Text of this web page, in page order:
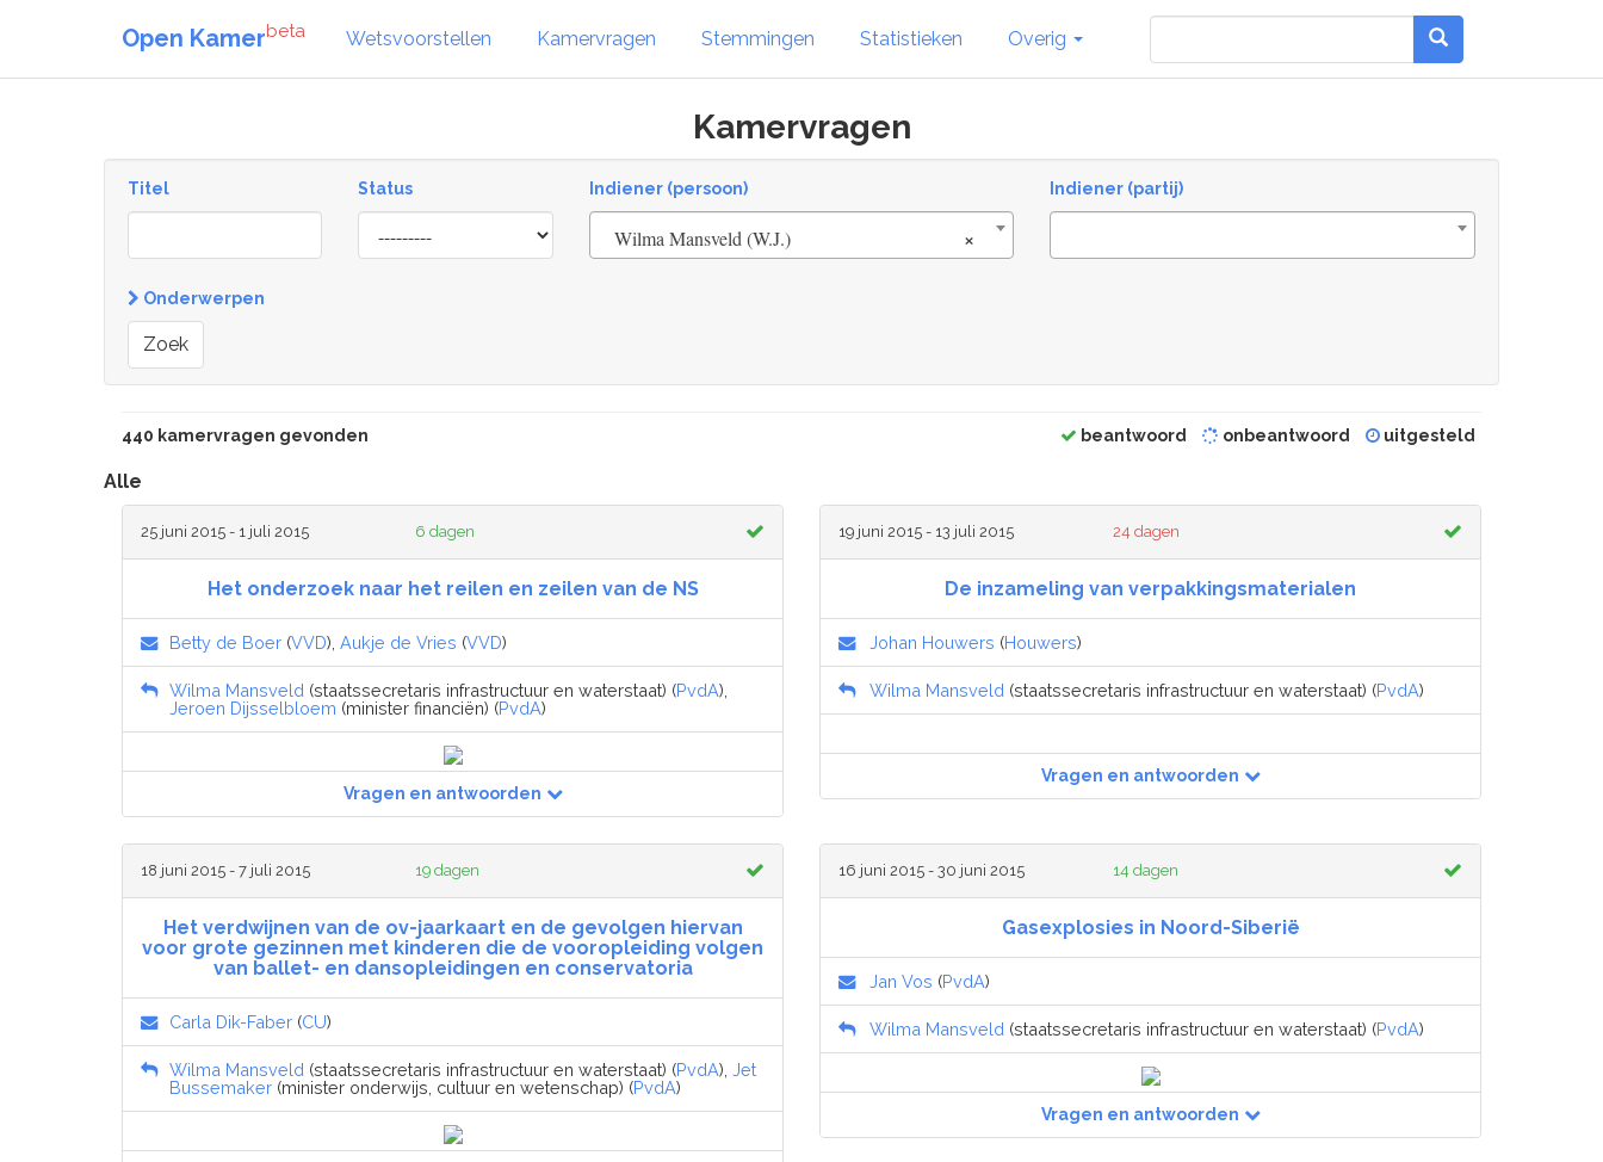
Open Kamerbeta Wetsvoorstellen Kamervragen Stemmingen Statistieken Overig
Kamervragen
Titel Status
[invalid
name]
Indiener (persoon)
×
Wilma Mansveld (W.J.)
Indiener (partij)
Onderwerpen
Zoek
440 kamervragen gevonden beantwoord onbeantwoord uitgesteld
Alle
25 juni 2015 - 1 juli 2015 6 dagen
Het onderzoek naar het reilen en zeilen van de NS
Betty de Boer (VVD), Aukje de Vries (VVD)
Wilma Mansveld (staatssecretaris infrastructuur en waterstaat) (PvdA),
Jeroen Dijsselbloem (minister financiën) (PvdA)
Vragen en antwoorden
19 juni 2015 - 13 juli 2015 24 dagen
De inzameling van verpakkingsmaterialen
Johan Houwers (Houwers)
Wilma Mansveld (staatssecretaris infrastructuur en waterstaat) (PvdA)
Vragen en antwoorden
18 juni 2015 - 7 juli 2015 19 dagen
Het verdwijnen van de ov-jaarkaart en de gevolgen hiervan
voor grote gezinnen met kinderen die de vooropleiding volgen
van ballet- en dansopleidingen en conservatoria
Carla Dik-Faber (CU)
Wilma Mansveld (staatssecretaris infrastructuur en waterstaat) (PvdA), Jet
Bussemaker (minister onderwijs, cultuur en wetenschap) (PvdA)
16 juni 2015 - 30 juni 2015 14 dagen
Gasexplosies in Noord-Siberië
Jan Vos (PvdA)
Wilma Mansveld (staatssecretaris infrastructuur en waterstaat) (PvdA)
Vragen en antwoorden